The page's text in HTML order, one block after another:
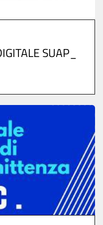
SUAP_
...